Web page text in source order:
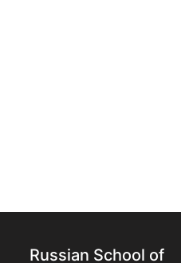
Russian School of